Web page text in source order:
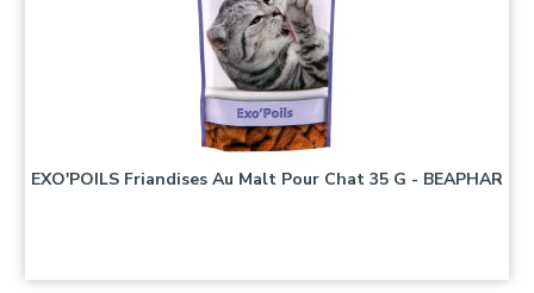
EXO'POILS Friandises Au Malt Pour Chat 35 G - BEAPHAR